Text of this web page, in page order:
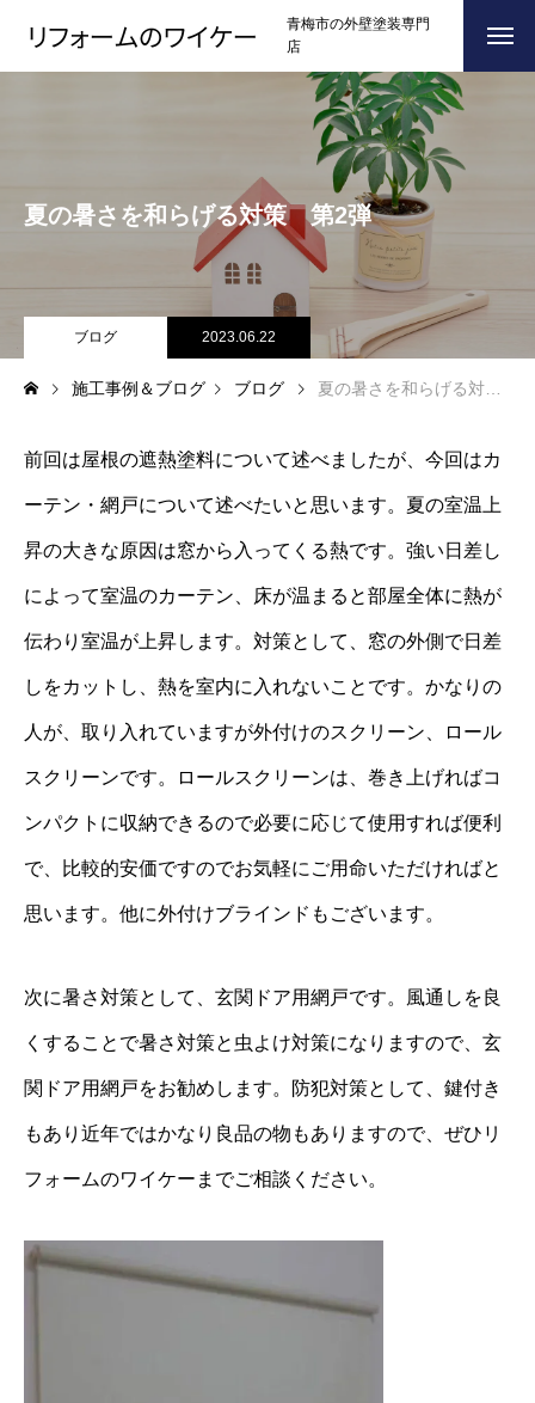
青梅市の外壁塗装専門
店
HOME
３つのこだわり CONCEPT
RESULTS
お問い合わせからの流れ
よくある質問 Q＆A
ブログ BLOG
会社案内 COMPANY
お問い合わせ CONTACT
ホーム 浴槽塗装 ３つのこだわり 施工事例 お問い合わせか
夏の暑さを和らげる対策 第2弾
ブログ 2023.06.22
施工事例＆ブログ ブログ 夏の暑さを和らげる対策 第2弾
前回は屋根の遮熱塗料について述べましたが、今回はカ
ーテン・網戸について述べたいと思います。夏の室温上
昇の大きな原因は窓から入ってくる熱です。強い日差し
によって室温のカーテン、床が温まると部屋全体に熱が
伝わり室温が上昇します。対策として、窓の外側で日差
しをカットし、熱を室内に入れないことです。かなりの
人が、取り入れていますが外付けのスクリーン、ロール
スクリーンです。ロールスクリーンは、巻き上げればコ
ンパクトに収納できるので必要に応じて使用すれば便利
で、比較的安価ですのでお気軽にご用命いただければと
思います。他に外付けブラインドもございます。
次に暑さ対策として、玄関ドア用網戸です。風通しを良
くすることで暑さ対策と虫よけ対策になりますので、玄
関ドア用網戸をお勧めします。防犯対策として、鍵付き
もあり近年ではかなり良品の物もありますので、ぜひリ
フォームのワイケーまでご相談ください。